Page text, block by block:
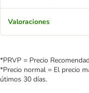
Valoraciones
*PRVP = Precio
*Precio normal = El precio
útimos 30 días.